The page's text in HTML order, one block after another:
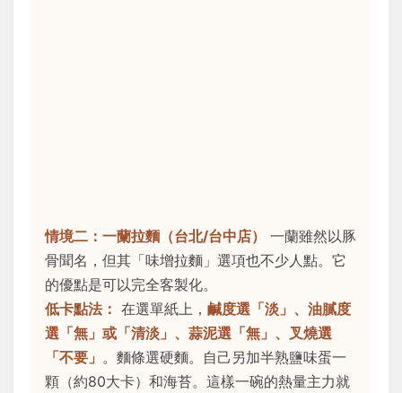
情境二：一蘭拉麵（台北/台中店）
一蘭雖然以豚
骨聞名，但其「味增拉麵」選項也不少人點。它
的優點是可以完全客製化。
低卡點法： 在選單紙上， 鹹度選「淡」、油膩度
選「無」或「清淡」、蒜泥選「無」、叉燒選
「不要」 。麵條選硬麵。自己另加半熟鹽味蛋一
顆（約80大卡）和海苔。這樣一碗的熱量主力就